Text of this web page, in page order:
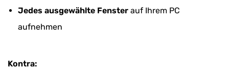
Jedes ausgewählte Fenster auf Ihrem PC
aufnehmen
Kontra: